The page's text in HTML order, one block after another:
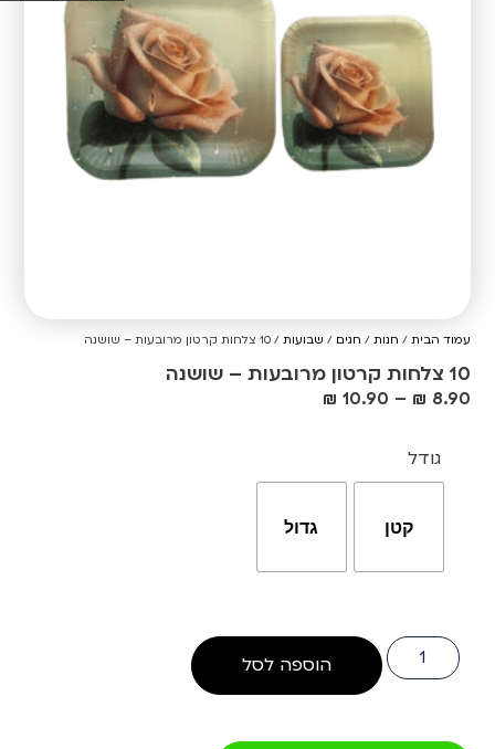
עמוד הבית / חנות / חגים / שבועות / 10 צלחות קרטון מרובעות – שושנה
10 צלחות קרטון מרובעות – שושנה
₪ 8.90
–
₪ 10.90
גודל
קטן גדול
הוספה לסל